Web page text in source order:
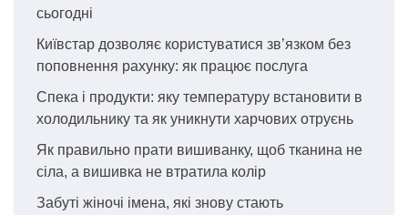
сьогодні
Київстар дозволяє користуватися зв’язком без
поповнення рахунку: як працює послуга
Спека і продукти: яку температуру встановити в
холодильнику та як уникнути харчових отруєнь
Як правильно прати вишиванку, щоб тканина не
сіла, а вишивка не втратила колір
Забуті жіночі імена, які знову стають